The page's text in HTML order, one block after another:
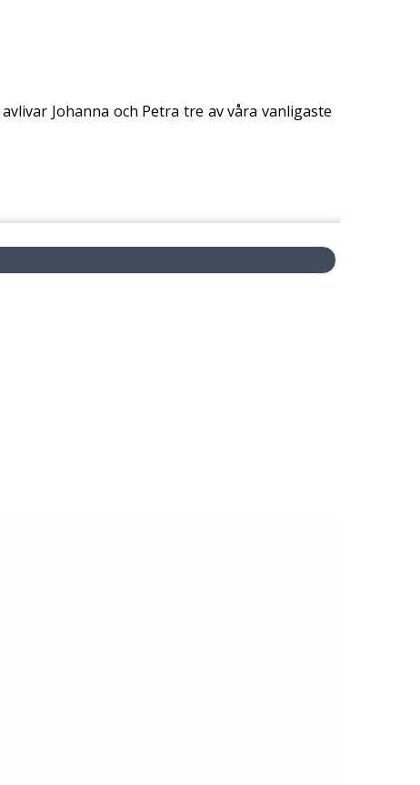
Johanna och Petra tre av våra vanligaste